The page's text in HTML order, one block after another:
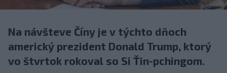
Na návšteve Číny je v týchto dňoch
americký prezident Donald Trump, ktorý
vo štvrtok rokoval so Si Ťin-pchingom.